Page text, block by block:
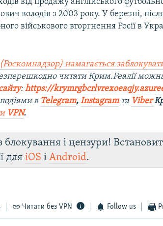
володів з 2003 року. У березні,
військового вторгнення Росії в
намагається
читати Крим.Реалії
:https://
в Telegram,Instagramта Viber
VPN.
блокування і цензури!
дляiOS іAndroid.
Читати без VPN Follow us